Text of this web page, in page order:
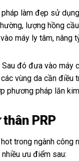
làm đẹp sử
lượng hồng
máy ly tâm, nâng
đó đưa vào
vùng da cần điều
phương pháp lăn
PRP
trong ngành
ưu điểm sau: